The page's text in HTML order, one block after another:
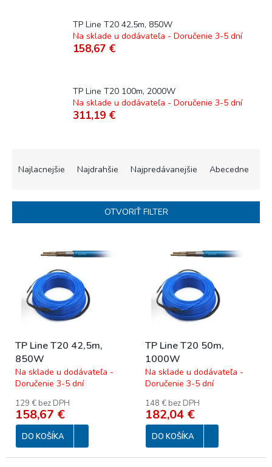
TP Line T20 42,5m, 850W
Na sklade u dodávateľa - Doručenie 3-5 dní
158,67 €
TP Line T20 100m, 2000W
Na sklade u dodávateľa - Doručenie 3-5 dní
311,19 €
i
o
v
Najlacnejšie Najdrahšie Najpredávanejšie Abecedne
OTVORIŤ FILTER
d
u
k
t
o
v
TP Line T20 42,5m,
850W
Na sklade u dodávateľa -
Doručenie 3-5 dní
129 € bez DPH
158,67 €
DO KOŠÍKA
TP Line T20 50m,
1000W
Na sklade u dodávateľa -
Doručenie 3-5 dní
148 € bez DPH
182,04 €
DO KOŠÍKA